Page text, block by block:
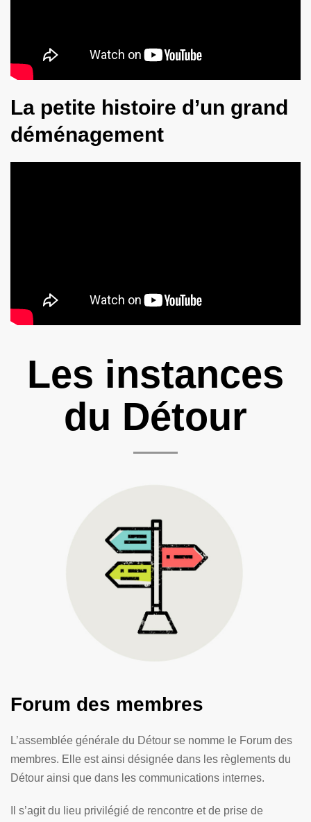
La petite histoire d’un grand
déménagement
Les instances
du Détour
Forum des membres
L’assemblée générale du Détour se nomme le Forum des
membres. Elle est ainsi désignée dans les règlements du
Détour ainsi que dans les communications internes.
Il s’agit du lieu privilégié de rencontre et de prise de